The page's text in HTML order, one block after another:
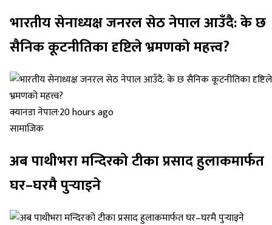
भारतीय सेनाध्यक्ष जनरल सेठ नेपाल आउँदै: के छ
सैनिक कूटनीतिका दृष्टिले भ्रमणको महत्त्व?
क्यानडा नेपाल·20 hours ago
सामाजिक
अब पाथीभरा मन्दिरको टीका प्रसाद हुलाकमार्फत
घर–घरमै पुर्‍याइने